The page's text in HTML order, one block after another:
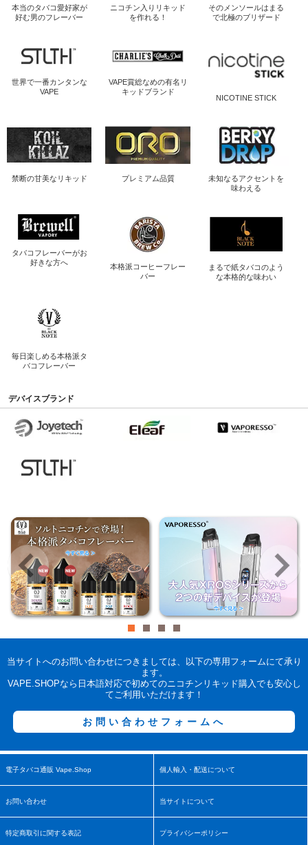
本当のタバコ愛好家が
好む男のフレーバー
ニコチン入り リキッド
を作れる！
そのメンソールは まる
で北極のブリザード
世界で一番カンタンな
VAPE
VAPE賞総なめの有名リ
キッドブランド
NICOTINE STICK
禁断の甘美なリキッド プレミアム品質
未知なるアクセントを
味わえる
タバコフレーバーがお
好きな方へ
本格派コーヒーフレー
バー
まるで紙タバコのよう
な本格的な味わい
毎日楽しめる本格派タ
バコフレーバー
デバイスブランド
当サイトへのお問い合わせにつきましては、以下の専用フォームにて承り
ます。
VAPE.SHOPなら日本語対応で初めてのニコチンリキッド購入でも安心し
てご利用いただけます！
お問い合わせフォームへ
電子タバコ通販 Vape.Shop 個人輸入・配送について
お問い合わせ 当サイトについて
特定商取引に関する表記 プライバシーポリシー